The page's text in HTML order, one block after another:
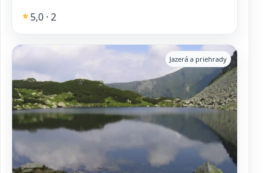
5,0 · 2
Jazerá a priehrady